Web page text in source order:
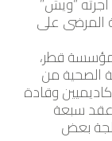
المرضى على
قطر،
الصحية من
وقادة
الصناعة. وستشهد قمة ويش لعام 2016 عقد سبعة
بعض